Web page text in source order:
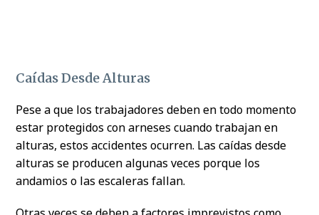
Caídas Desde Alturas
Pese a que los trabajadores deben en todo momento
estar protegidos con arneses cuando trabajan en
alturas, estos accidentes ocurren. Las caídas desde
alturas se producen algunas veces porque los
andamios o las escaleras fallan.